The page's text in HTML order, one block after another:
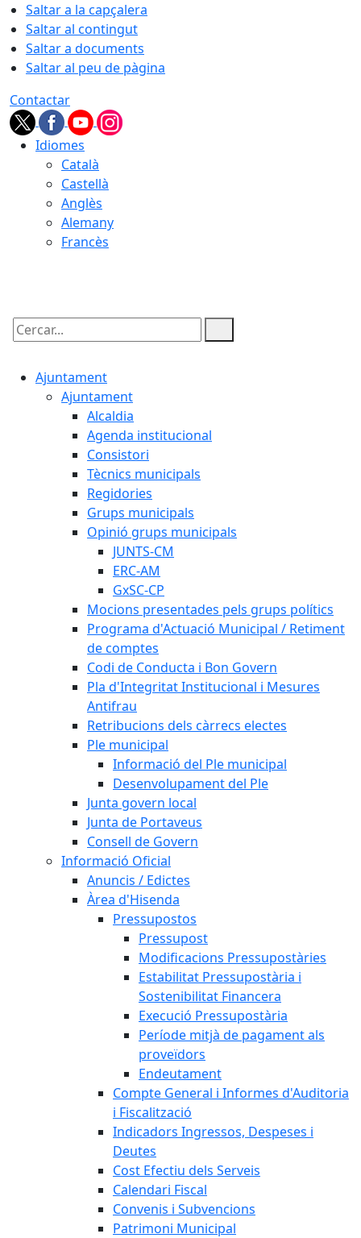
Saltar a la capçalera
Saltar al contingut
Saltar a documents
Saltar al peu de pàgina
Contactar
Idiomes
Català
Castellà
Anglès
Alemany
Francès
Cercar:
Ajuntament
Ajuntament
Alcaldia
Agenda institucional
Consistori
Tècnics municipals
Regidories
Grups municipals
Opinió grups municipals
JUNTS-CM
ERC-AM
GxSC-CP
Mocions presentades pels grups polítics
Programa d'Actuació Municipal / Retiment
de comptes
Codi de Conducta i Bon Govern
Pla d'Integritat Institucional i Mesures
Antifrau
Retribucions dels càrrecs electes
Ple municipal
Informació del Ple municipal
Desenvolupament del Ple
Junta govern local
Junta de Portaveus
Consell de Govern
Informació Oficial
Anuncis / Edictes
Àrea d'Hisenda
Pressupostos
Pressupost
Modificacions Pressupostàries
Estabilitat Pressupostària i
Sostenibilitat Financera
Execució Pressupostària
Període mitjà de pagament als
proveïdors
Endeutament
Compte General i Informes d'Auditoria
i Fiscalització
Indicadors Ingressos, Despeses i
Deutes
Cost Efectiu dels Serveis
Calendari Fiscal
Convenis i Subvencions
Patrimoni Municipal